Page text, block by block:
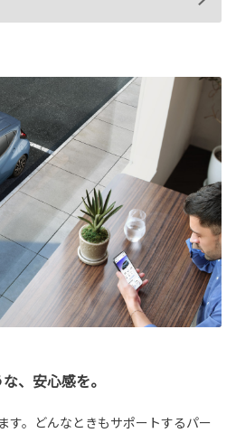
、安心感を。
す。どんなときもサポートするパー